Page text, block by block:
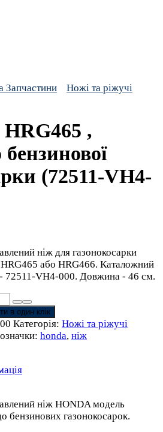
Запчастини
Ножі та ріжучі
,
(72511-VH4-
ніж для газонокосарки
або HRG466. Каталожний
- 72511-VH4-000. Довжина - 46 см.
в один клік
Категорія: Ножі та ріжучі
honda, ніж
ніж HONDA модель
бензинових газонокосарок.